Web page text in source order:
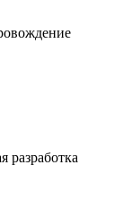
разработка